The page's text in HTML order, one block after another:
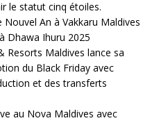
le statut cinq étoiles.
An à Vakkaru Maldives
Dhawa Ihuru 2025
Resorts Maldives lance sa
du Black Friday avec
et des transferts
au Nova Maldives avec